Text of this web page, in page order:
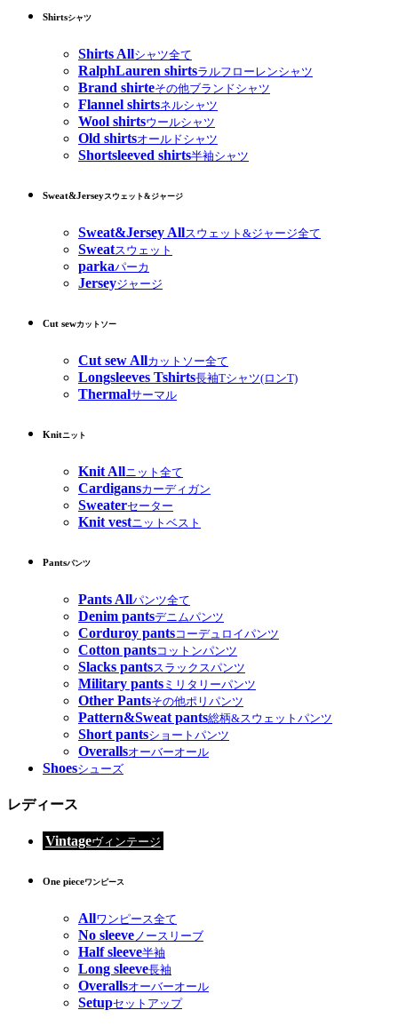
Shirtsシャツ
Shirts Allシャツ全て
RalphLauren shirtsラルフローレンシャツ
Brand shirteその他ブランドシャツ
Flannel shirtsネルシャツ
Wool shirtsウールシャツ
Old shirtsオールドシャツ
Shortsleeved shirts半袖シャツ
Sweat&Jerseyスウェット&ジャージ
Sweat&Jersey Allスウェット&ジャージ全て
Sweatスウェット
parkaパーカ
Jerseyジャージ
Cut sewカットソー
Cut sew Allカットソー全て
Longsleeves Tshirts長袖Tシャツ(ロンT)
Thermalサーマル
Knitニット
Knit Allニット全て
Cardigansカーディガン
Sweaterセーター
Knit vestニットベスト
Pantsパンツ
Pants Allパンツ全て
Denim pantsデニムパンツ
Corduroy pantsコーデュロイパンツ
Cotton pantsコットンパンツ
Slacks pantsスラックスパンツ
Military pants ミリタリーパンツ
Other Pantsその他ポリパンツ
Pattern&Sweat pants総柄&スウェットパンツ
Short pantsショートパンツ
Overallsオーバーオール
Shoesシューズ
レディース
Vintageヴィンテージ
One pieceワンピース
Allワンピース全て
No sleeveノースリーブ
Half sleeve半袖
Long sleeve長袖
Overallsオーバーオール
Setupセットアップ